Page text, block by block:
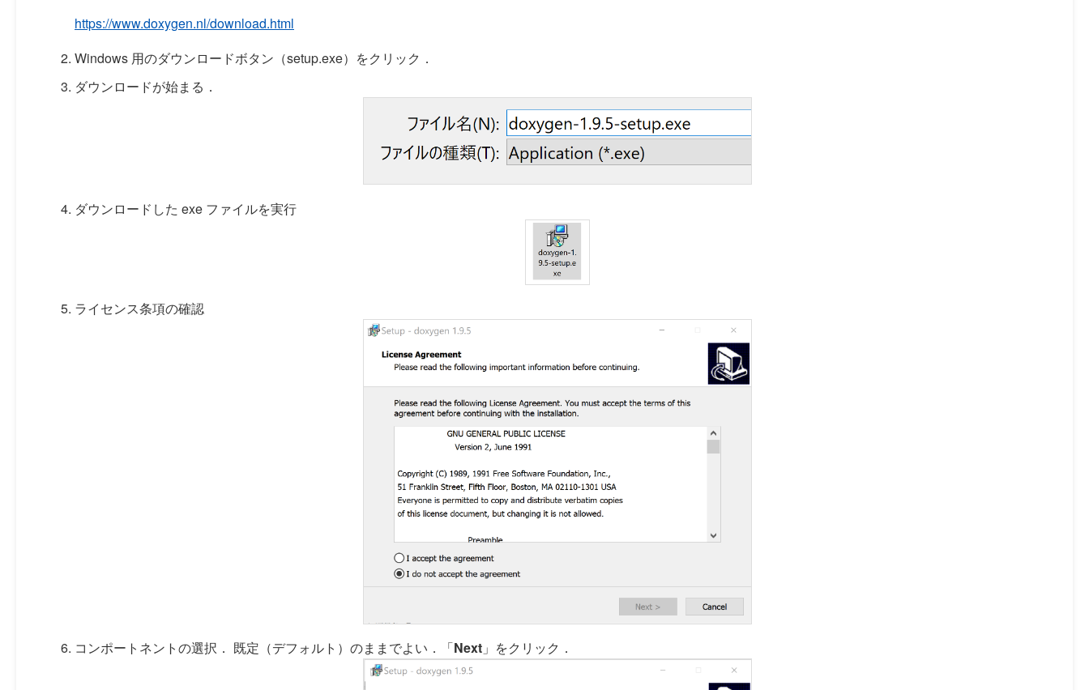
https://www.doxygen.nl/download.html
Windows 用のダウンロードボタン（setup.exe）をクリック．
ダウンロードが始まる．
ダウンロードした exe ファイルを実行
ライセンス条項の確認
コンポートネントの選択． 既定（デフォルト）のままでよい．「Next 」をクリック．